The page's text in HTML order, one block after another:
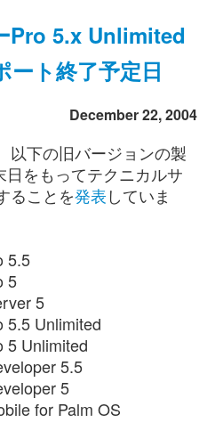
Pro 5.x Unlimited
ト終了予定日
December 22, 2004
以下の旧バージョンの製
をもってテクニカルサ
ることを発表していま
5.5
5
5
5.5 Unlimited
5 Unlimited
5.5
5
for Palm OS